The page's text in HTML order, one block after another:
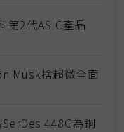
2代ASIC產品
Musk捨超微全面
448G為銅